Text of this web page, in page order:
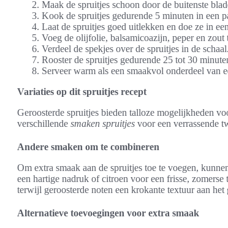
Maak de spruitjes schoon door de buitenste
Kook de spruitjes gedurende 5 minuten in een
Laat de spruitjes goed uitlekken en doe ze in
Voeg de olijfolie, balsamicoazijn, peper en zout
Verdeel de spekjes over de spruitjes in de schaal.
Rooster de spruitjes gedurende 25 tot 30
Serveer warm als een smaakvol onderdeel van
Variaties op dit spruitjes recept
Geroosterde spruitjes bieden talloze mogelijkheden
verschillende smaken spruitjes voor een verrassende
Andere smaken om te combineren
Om extra smaak aan de spruitjes toe te voegen,
een hartige nadruk of citroen voor een frisse,
terwijl geroosterde noten een krokante textuur aan het
Alternatieve toevoegingen voor extra smaak